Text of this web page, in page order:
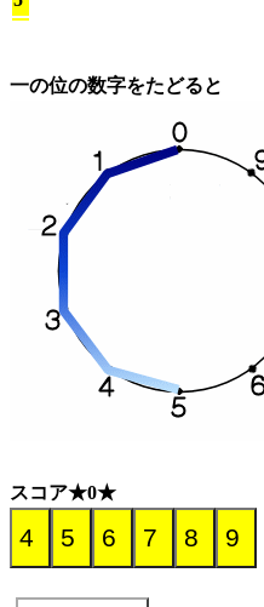
一の位の数字をたどると
スコア★0★